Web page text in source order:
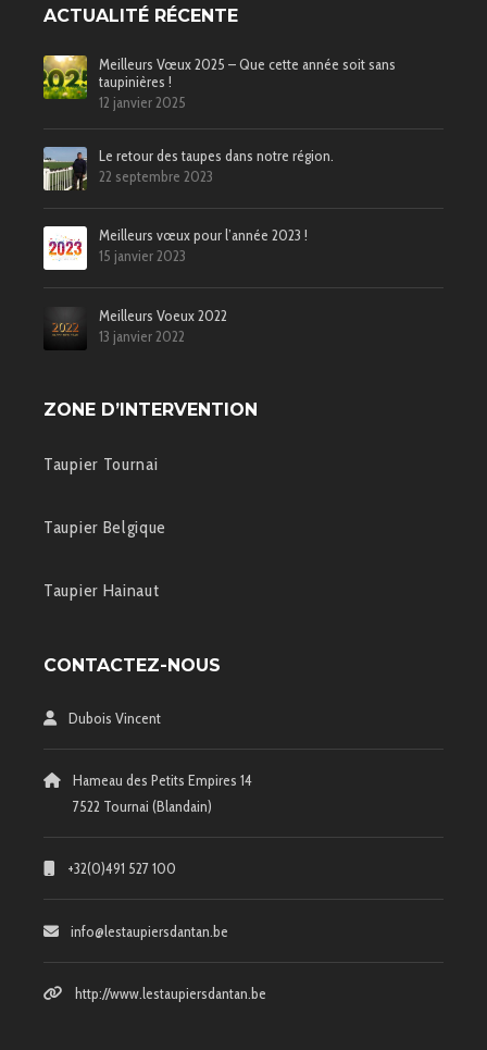
ACTUALITÉ RÉCENTE
Meilleurs Vœux 2025 – Que cette année soit sans
taupinières !
12 janvier 2025
Le retour des taupes dans notre région.
22 septembre 2023
Meilleurs vœux pour l’année 2023 !
15 janvier 2023
Meilleurs Voeux 2022
13 janvier 2022
ZONE D’INTERVENTION
Taupier Tournai
Taupier Belgique
Taupier Hainaut
CONTACTEZ-NOUS
Dubois Vincent
Hameau des Petits Empires 14
7522 Tournai (Blandain)
+32(0)491 527 100
info@lestaupiersdantan.be
http://www.lestaupiersdantan.be